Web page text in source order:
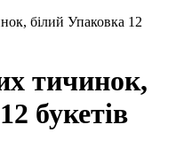
білий Упаковка 12
тичинок,
букетів